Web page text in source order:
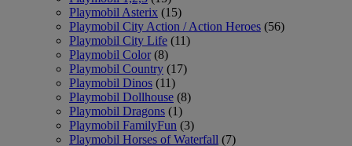
Playmobil Asterix (15)
Playmobil City Action / Action Heroes (56)
Playmobil City Life (11)
Playmobil Color (8)
Playmobil Country (17)
Playmobil Dinos (11)
Playmobil Dollhouse (8)
Playmobil Dragons (1)
Playmobil FamilyFun (3)
Playmobil Horses of Waterfall (7)